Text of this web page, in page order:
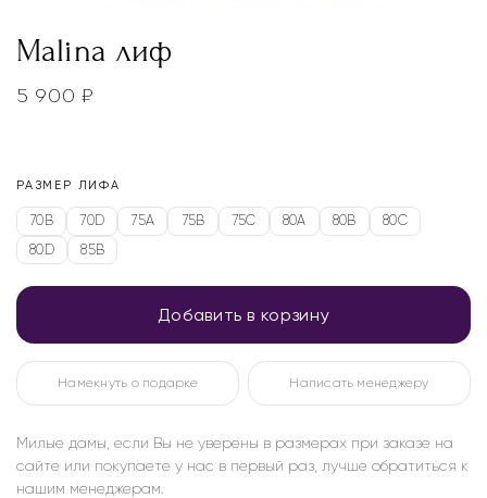
Malina лиф
5 900₽
РАЗМЕР ЛИФА
70B 70D 75A 75B 75C 80A 80B
80C
80D
85B
Добавить в корзину
Намекнуть о подарке Написать менеджеру
Милые дамы, если Вы не уверены в размерах при заказе на
сайте или покупаете у нас в первый раз, лучше обратиться к
нашим менеджерам.